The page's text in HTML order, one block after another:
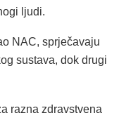
ljudi.
NAC, sprječavaju
sustava, dok drugi
razna zdravstvena